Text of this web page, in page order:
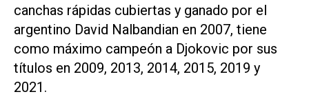
canchas rápidas cubiertas y ganado por el
argentino David Nalbandian en 2007, tiene
como máximo campeón a Djokovic por sus
títulos en 2009, 2013, 2014, 2015, 2019 y
2021.